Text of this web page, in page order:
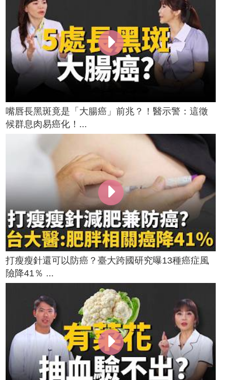
嘴唇長黑斑竟是「大腸癌」前兆？！醫示警：這徵
候群息肉易癌化！...
打瘦瘦針還可以防癌？臺大跨國研究曝13種癌症風
險降41％ ...